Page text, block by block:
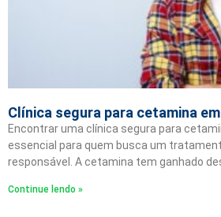
Clínica segura para cetamina
Encontrar uma clínica segura para
essencial para quem busca um
responsável. A cetamina tem ganhado
Continue lendo »